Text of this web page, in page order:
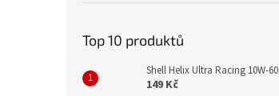
Top 10 produktů
Shell Helix Ultra Racing 10W-60
149 Kč